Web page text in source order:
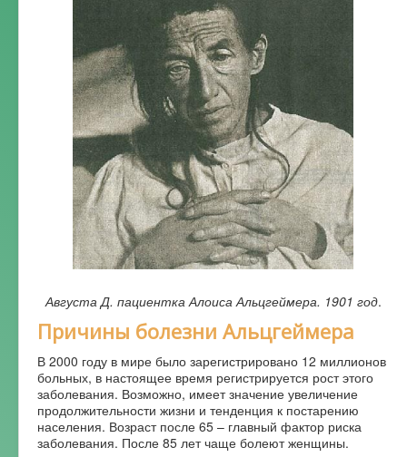
Советы врача
Альтернативная медицина
Форум
Августа Д. пациентка Алоиса Альцгеймера. 1901 год.
Причины болезни Альцгеймера
В 2000 году в мире было зарегистрировано 12 миллионов
больных, в настоящее время регистрируется рост этого
заболевания. Возможно, имеет значение увеличение
продолжительности жизни и тенденция к постарению
населения. Возраст после 65 – главный фактор риска
заболевания. После 85 лет чаще болеют женщины.